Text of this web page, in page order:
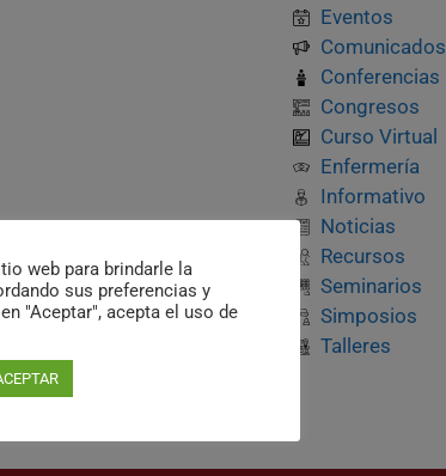
Eventos
Comunicados
Conferencias
Congresos
Curso Virtual
Enfermería
Informativo
Noticias
Recursos
Seminarios
Simposios
Talleres
web para brindarle la
sus preferencias y
"Aceptar", acepta el uso de